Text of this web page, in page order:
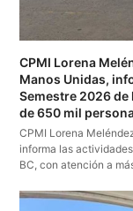
CPMI Lorena
Manos Unidas,
Semestre 2026 de
de 650 mil
CPMI Lorena
informa las
BC, con atención a